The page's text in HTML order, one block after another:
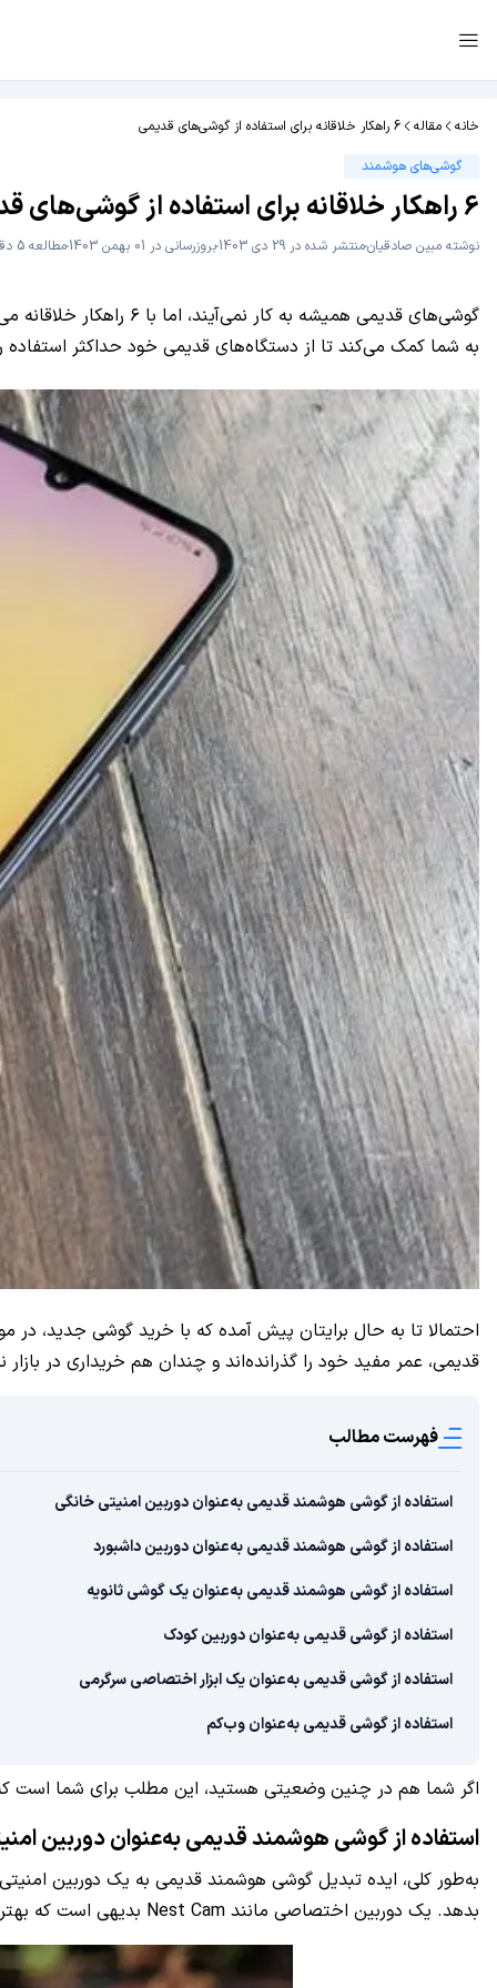
خانه مقاله
6 راهکار خلاقانه برای استفاده از گوشی‌های قدیمی
گوشی‌های هوشمند
6 راهکار خلاقانه برای استفاده از گوشی‌های قدیمی
نوشته مبین صادقیانمنتشر شده در 29 دی 1403 بروزرسانی در 01 بهمن 1403 مطالعه 5 دقیقه
گوشی‌های قدیمی همیشه
به شما کمک می‌کند تا از دستگاه‌های قدیمی خود حداکثر استفاده
احتمالا تا به حال برایتان پیش آمده که با خرید گوشی جدید،
قدیمی، عمر مفید خود را گذرانده‌اند و چندان هم خریداری در بازار
فهرست مطالب
استفاده از گوشی هوشمند قدیمی به‌عنوان دوربین امنیتی خانگی
استفاده از گوشی هوشمند قدیمی به‌عنوان دوربین داشبورد
استفاده از گوشی هوشمند قدیمی به‌عنوان یک گوشی ثانویه
استفاده از گوشی قدیمی به‌عنوان دوربین کودک
استفاده از گوشی قدیمی به‌عنوان یک ابزار اختصاصی سرگرمی
استفاده از گوشی قدیمی به‌عنوان وب‌کم
اگر شما هم در چنین وضعیتی هستید، این مطلب برای شما است که 6 راهکار مفید و خلاقانه برای استفاده از گوشی‌های هوشمند قدیمی را معرفی
استفاده از گوشی هوشمند قدیمی به‌عنوان دوربین
به‌طور کلی، ایده تبدیل گوشی هوشمند قدیمی به یک دوربین
بدهد. یک دوربین اختصاصی مانند Nest Cam بدیهی است که بهترین گزینه می‌تواند باشد، اما استفاده از یک گوشی هوشمند قدیمی هم این کار را انجام می‌دهد.